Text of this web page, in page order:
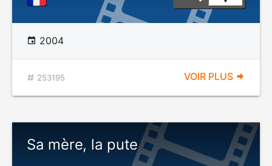
2004
253195 VOIR PLUS
Sa mère, la pute